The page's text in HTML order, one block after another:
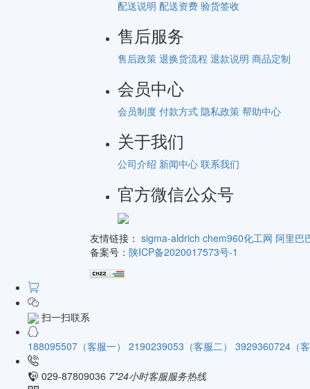
配送说明 配送资费 验货签收
售后服务
售后政策 退换货流程 退款说明 商品定制
会员中心
会员制度 付款方式 隐私政策 帮助中心
关于我们
公司介绍 新闻中心 联系我们
官方微信公众号
友情链接： sigma-aldrich chem960化工网 阿里巴
备案号： 陕ICP备2020017573号-1
扫一扫联系
188095507（客服一） 2190239053（客服二） 3929360724（
029-87809036 7*24小时客服服务热线